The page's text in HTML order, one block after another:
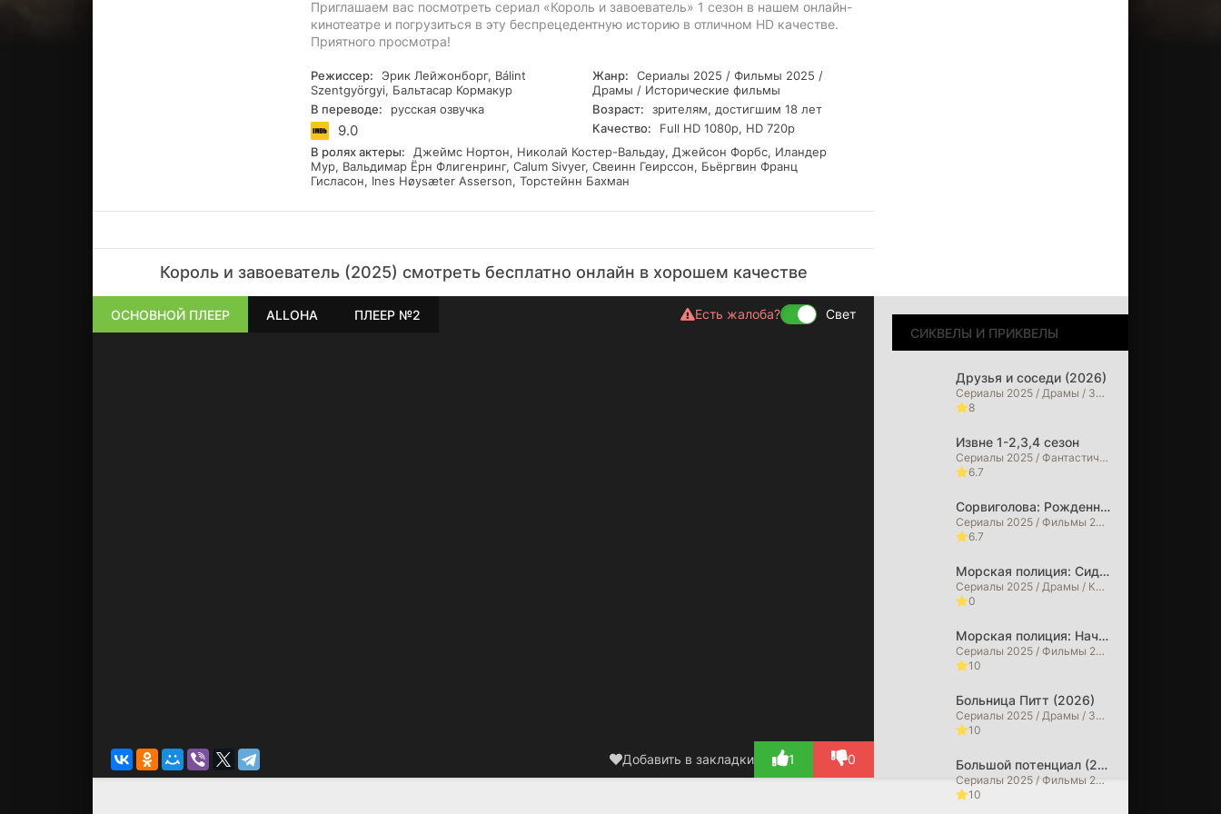
Приглашаем вас посмотреть сериал «Король и завоеватель» 1 сезон в нашем онлайн-
кинотеатре и погрузиться в эту беспрецедентную историю в отличном HD качестве.
Приятного просмотра!
Режиссер:
Эрик Лейжонборг, Bálint
Szentgyörgyi, Бальтасар Кормакур
Жанр:
Сериалы 2025 / Фильмы 2025 /
Драмы / Исторические фильмы
В переводе:
русская озвучка Возраст: зрителям, достигшим 18 лет
9.0 Качество:
Full HD 1080p, HD 720p
В ролях актеры:
Джеймс Нортон, Николай Костер-Вальдау, Джейсон Форбс, Иландер
Мур, Вальдимар Ёрн Флигенринг, Calum Sivyer, Свеинн Геирссон, Бьёргвин Франц
Гисласон, Ines Høysæter Asserson, Торстейнн Бахман
Король и завоеватель (2025) смотреть бесплатно онлайн в хорошем качестве
ОСНОВНОЙ ПЛЕЕР ALLOHA ПЛЕЕР №2 Есть жалоба? Свет
Добавить в закладки 1 0
СИКВЕЛЫ И ПРИКВЕЛЫ
Друзья и соседи (2026)
Сериалы 2025 / Драмы / Зарубежные сериалы / Сериалы 2026 года
8
Извне 1-2,3,4 сезон
Сериалы 2025 / Фантастические / Детективы / Драмы / Триллеры / Ужасы / Фильмы 2025 / Фильмы 2026 / Зарубежные сериалы / Сериалы 2026 года
6.7
Сорвиголова: Рожденный заново (2026)
Сериалы 2025 / Фильмы 2025 / Фильмы в 4K / Криминальные фильмы / Боевики / Драмы / Фильмы-приключения / Триллеры / Фэнтези / Фантастические / Сериалы 2026 года / Фильмы 2026
6.7
Морская полиция: Сидней (2026)
Сериалы 2025 / Драмы / Криминальные фильмы / Сериалы 2026 года
0
Морская полиция: Начало (2026)
Сериалы 2025 / Фильмы 2025 / Драмы / Криминальные фильмы / Сериалы 2026 года
10
Больница Питт (2026)
Сериалы 2025 / Драмы / Зарубежные сериалы
10
Большой потенциал (2025)
Сериалы 2025 / Фильмы 2025 / Детективы / Драмы / Криминальные фильмы / Зарубежные сериалы
10